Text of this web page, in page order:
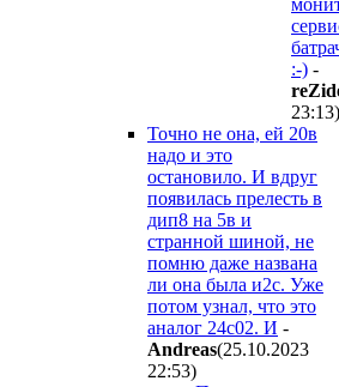
:-) -
23:13)
Точно не она, ей 20в
надо и это
остановило. И вдруг
появилась прелесть в
дип8 на 5в и
странной шиной, не
помню даже названа
ли она была и2с. Уже
потом узнал, что это
аналог 24с02. И -
Andreas(25.10.2023
22:53)